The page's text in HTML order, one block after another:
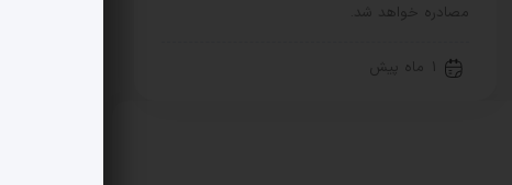
مصادره خواهد شد.
1 ماه پیش